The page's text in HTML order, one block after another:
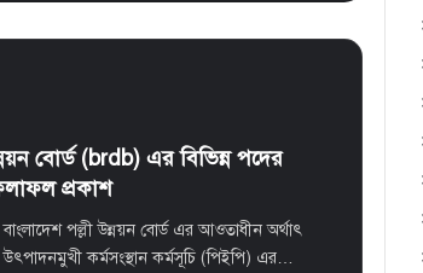
বোর্ড (brdb) এর বিভিন্ন পদের
প্রকাশ
বাংলাদেশ পল্লী উন্নয়ন বোর্ড এর আওতাধীন অর্থাৎ
উৎপাদনমুখী কর্মসংস্থান কর্মসূচি (পিইপি) এর…